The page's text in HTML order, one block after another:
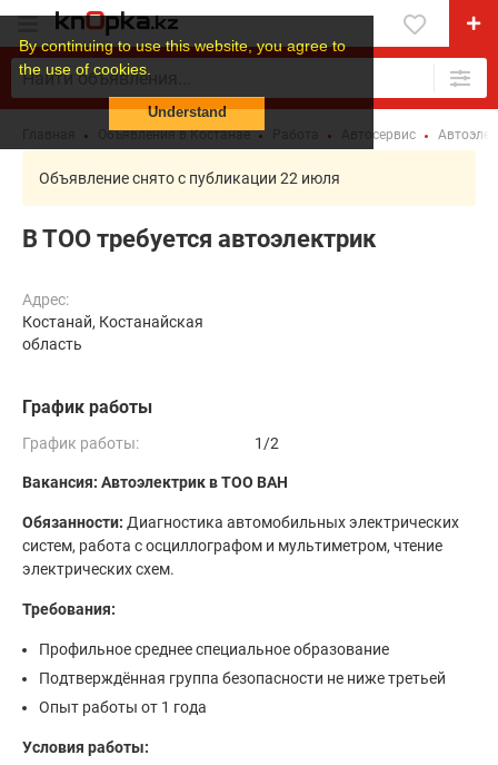
By continuing to use this website, you agree to
the use of cookies.
Understand
Объявления в Костанае Автосервис
Объявление снято с публикации 22 июля
В ТОО требуется автоэлектрик
Адрес:
Костанай, Костанайская
область
График работы
График работы: 1/2
Вакансия: Автоэлектрик в ТОО ВАН
Обязанности: Диагностика автомобильных электрических
систем, работа с осциллографом и мультиметром, чтение
электрических схем.
Требования:
Профильное среднее специальное образование
Подтверждённая группа безопасности не ниже третьей
Опыт работы от 1 года
Условия работы: